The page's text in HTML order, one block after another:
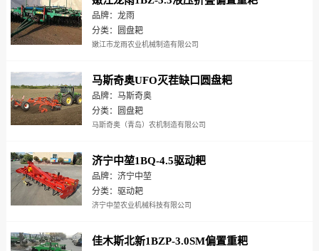
品牌：龙雨
分类：圆盘耙
嫩江市龙雨农业机械制造有限公司
马斯奇奥UFO灭茬缺口圆盘耙
品牌：马斯奇奥
分类：圆盘耙
马斯奇奥（青岛）农机制造有限公司
济宁中堃1BQ-4.5驱动耙
品牌：济宁中堃
分类：驱动耙
济宁中堃农业机械科技有限公司
佳木斯北新1BZP-3.0SM偏置重耙